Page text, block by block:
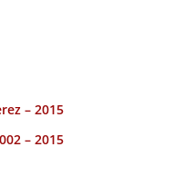
– 2015
– 2015